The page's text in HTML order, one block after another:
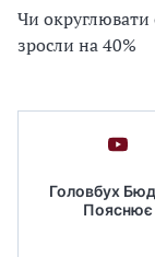
Чи округлювати
зросли на 40%
Головбух
Пояснює